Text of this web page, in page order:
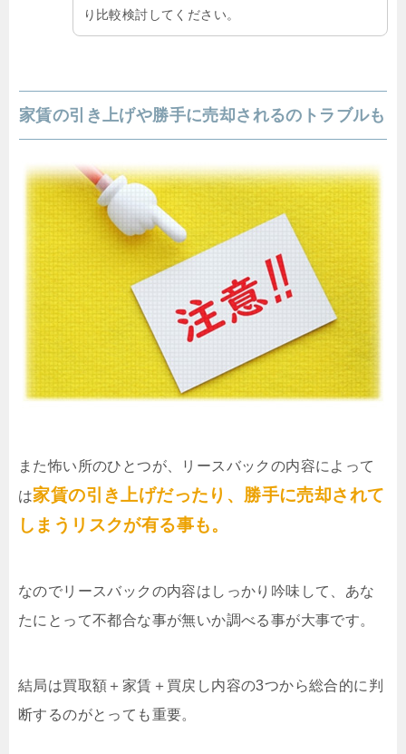
り比較検討してください。
家賃の引き上げや勝手に売却されるのトラブルも
また怖い所のひとつが、リースバックの内容によって
は家賃の引き上げだったり、勝手に売却されて
しまうリスクが有る事も。
なのでリースバックの内容はしっかり吟味して、あな
たにとって不都合な事が無いか調べる事が大事です。
結局は買取額＋家賃＋買戻し内容の3つから総合的に判
断するのがとっても重要。